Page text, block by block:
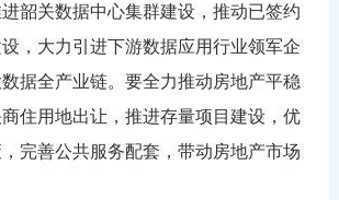
韶关数据中心集群建设，推动已签约
，大力引进下游数据应用行业领军企
据全产业链。要全力推动房地产平稳
住用地出让，推进存量项目建设，优
完善公共服务配套，带动房地产市场